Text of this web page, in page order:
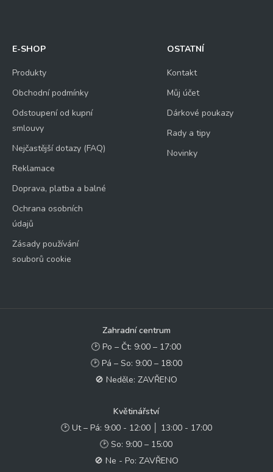
E-SHOP
Produkty
Obchodní podmínky
Odstoupení od kupní
smlouvy
Nejčastější dotazy (FAQ)
Reklamace
Doprava, platba a balné
Ochrana osobních
údajů
Zásady používání
souborů cookie
OSTATNÍ
Kontakt
Můj účet
Dárkové poukazy
Rady a tipy
Novinky
Zahradní centrum
🕑 Po – Čt: 9:00 – 17:00
🕑 Pá – So: 9:00 – 18:00
🚫 Neděle: ZAVŘENO
Květinářství
🕑 Ut – Pá: 9:00 - 12:00 │ 13:00 - 17:00
🕑 So: 9:00 – 15:00
🚫 Ne - Po: ZAVŘENO